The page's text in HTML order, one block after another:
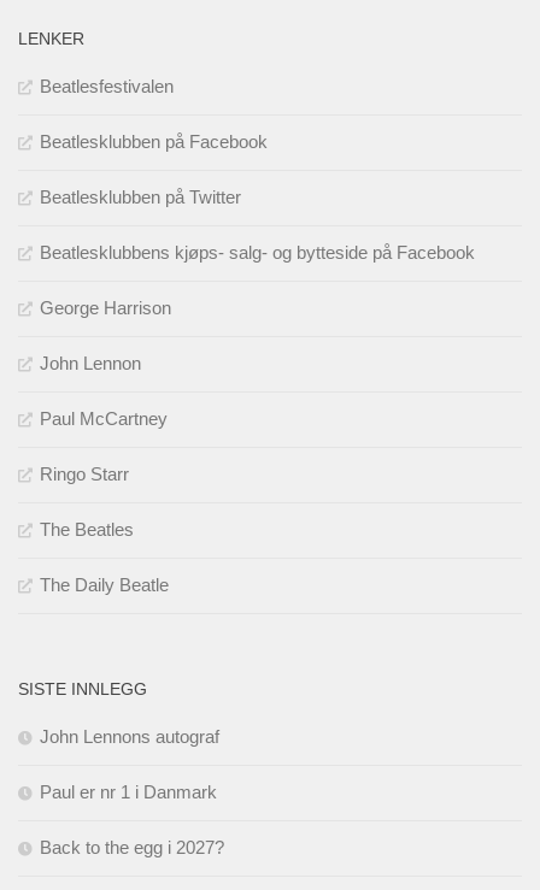
LENKER
Beatlesfestivalen
Beatlesklubben på Facebook
Beatlesklubben på Twitter
Beatlesklubbens kjøps- salg- og bytteside på Facebook
George Harrison
John Lennon
Paul McCartney
Ringo Starr
The Beatles
The Daily Beatle
SISTE INNLEGG
John Lennons autograf
Paul er nr 1 i Danmark
Back to the egg i 2027?